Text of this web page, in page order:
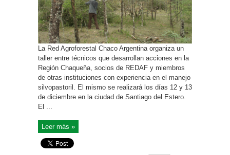
La Red Agroforestal Chaco Argentina organiza un
taller entre técnicos que desarrollan acciones en la
Región Chaqueña, socios de REDAF y miembros
de otras instituciones con experiencia en el manejo
silvopastoril. El mismo se realizará los días 12 y 13
de diciembre en la ciudad de Santiago del Estero.
El ...
Leer más »